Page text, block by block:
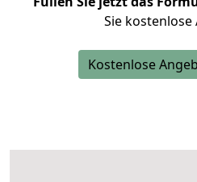
Sie kostenlose
Kostenlose